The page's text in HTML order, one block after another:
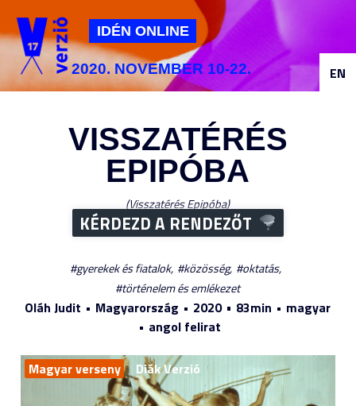
Jump to navigation
IDÉN ONLINE
2020. NOVEMBER 10-22.
VISSZATÉRÉS
EPIPÓBA
Visszatérés Epipóba
KÉRDEZD A RENDEZŐT
gyerekek és fiatalok közösség
oktatás
történelem és emlékezet
Oláh Judit Magyarország 2020 83min
magyar
angol felirat
Magyar verseny Diák Verzió
EN